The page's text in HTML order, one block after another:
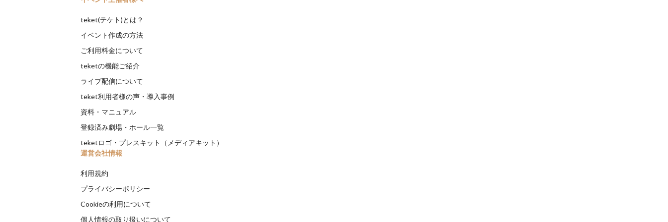
teket(テケト)とは？
イベント作成の方法
ご利用料金について
teketの機能ご紹介
ライブ配信について
teket利用者様の声・導入事例
資料・マニュアル
登録済み劇場・ホール一覧
teketロゴ・プレスキット（メディアキット）
運営会社情報
利用規約
プライバシーポリシー
Cookieの利用について
個人情報の取り扱いについて